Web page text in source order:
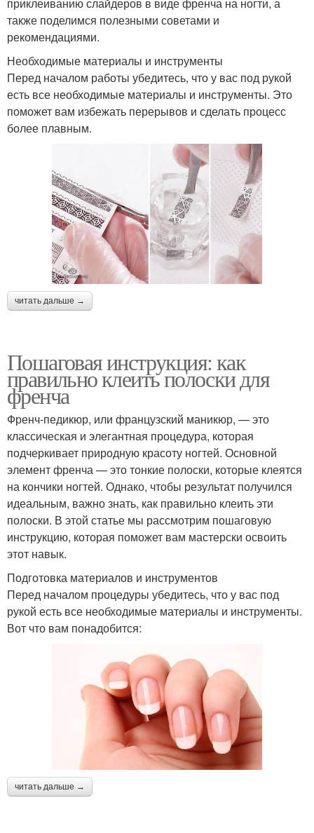
приклеиванию слайдеров в виде френча на ногти, а
также поделимся полезными советами и
рекомендациями.
Необходимые материалы и инструменты
Перед началом работы убедитесь, что у вас под рукой
есть все необходимые материалы и инструменты. Это
поможет вам избежать перерывов и сделать процесс
более плавным.
читать дальше →
Пошаговая инструкция: как
правильно клеить полоски для
френча
Френч-педикюр, или французский маникюр, — это
классическая и элегантная процедура, которая
подчеркивает природную красоту ногтей. Основной
элемент френча — это тонкие полоски, которые клеятся
на кончики ногтей. Однако, чтобы результат получился
идеальным, важно знать, как правильно клеить эти
полоски. В этой статье мы рассмотрим пошаговую
инструкцию, которая поможет вам мастерски освоить
этот навык.
Подготовка материалов и инструментов
Перед началом процедуры убедитесь, что у вас под
рукой есть все необходимые материалы и инструменты.
Вот что вам понадобится:
читать дальше →